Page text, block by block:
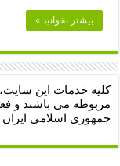
بیشتر بخوانید »
کلیه خدمات این
مربوطه می باشند و
جمهوری اسلامی